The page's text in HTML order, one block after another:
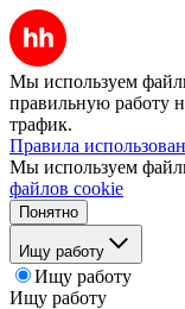
Мы используем
правильную работу
трафик.
Правила
Мы используем
файлов cookie
Понятно
Ищу работу
Ищу работу
Ищу работу